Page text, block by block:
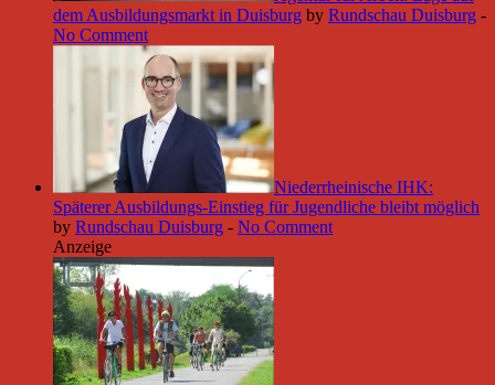
dem Ausbildungsmarkt in Duisburg by Rundschau Duisburg -
No Comment
Niederrheinische IHK:
Späterer Ausbildungs-Einstieg für Jugendliche bleibt möglich
by Rundschau Duisburg - No Comment
Anzeige